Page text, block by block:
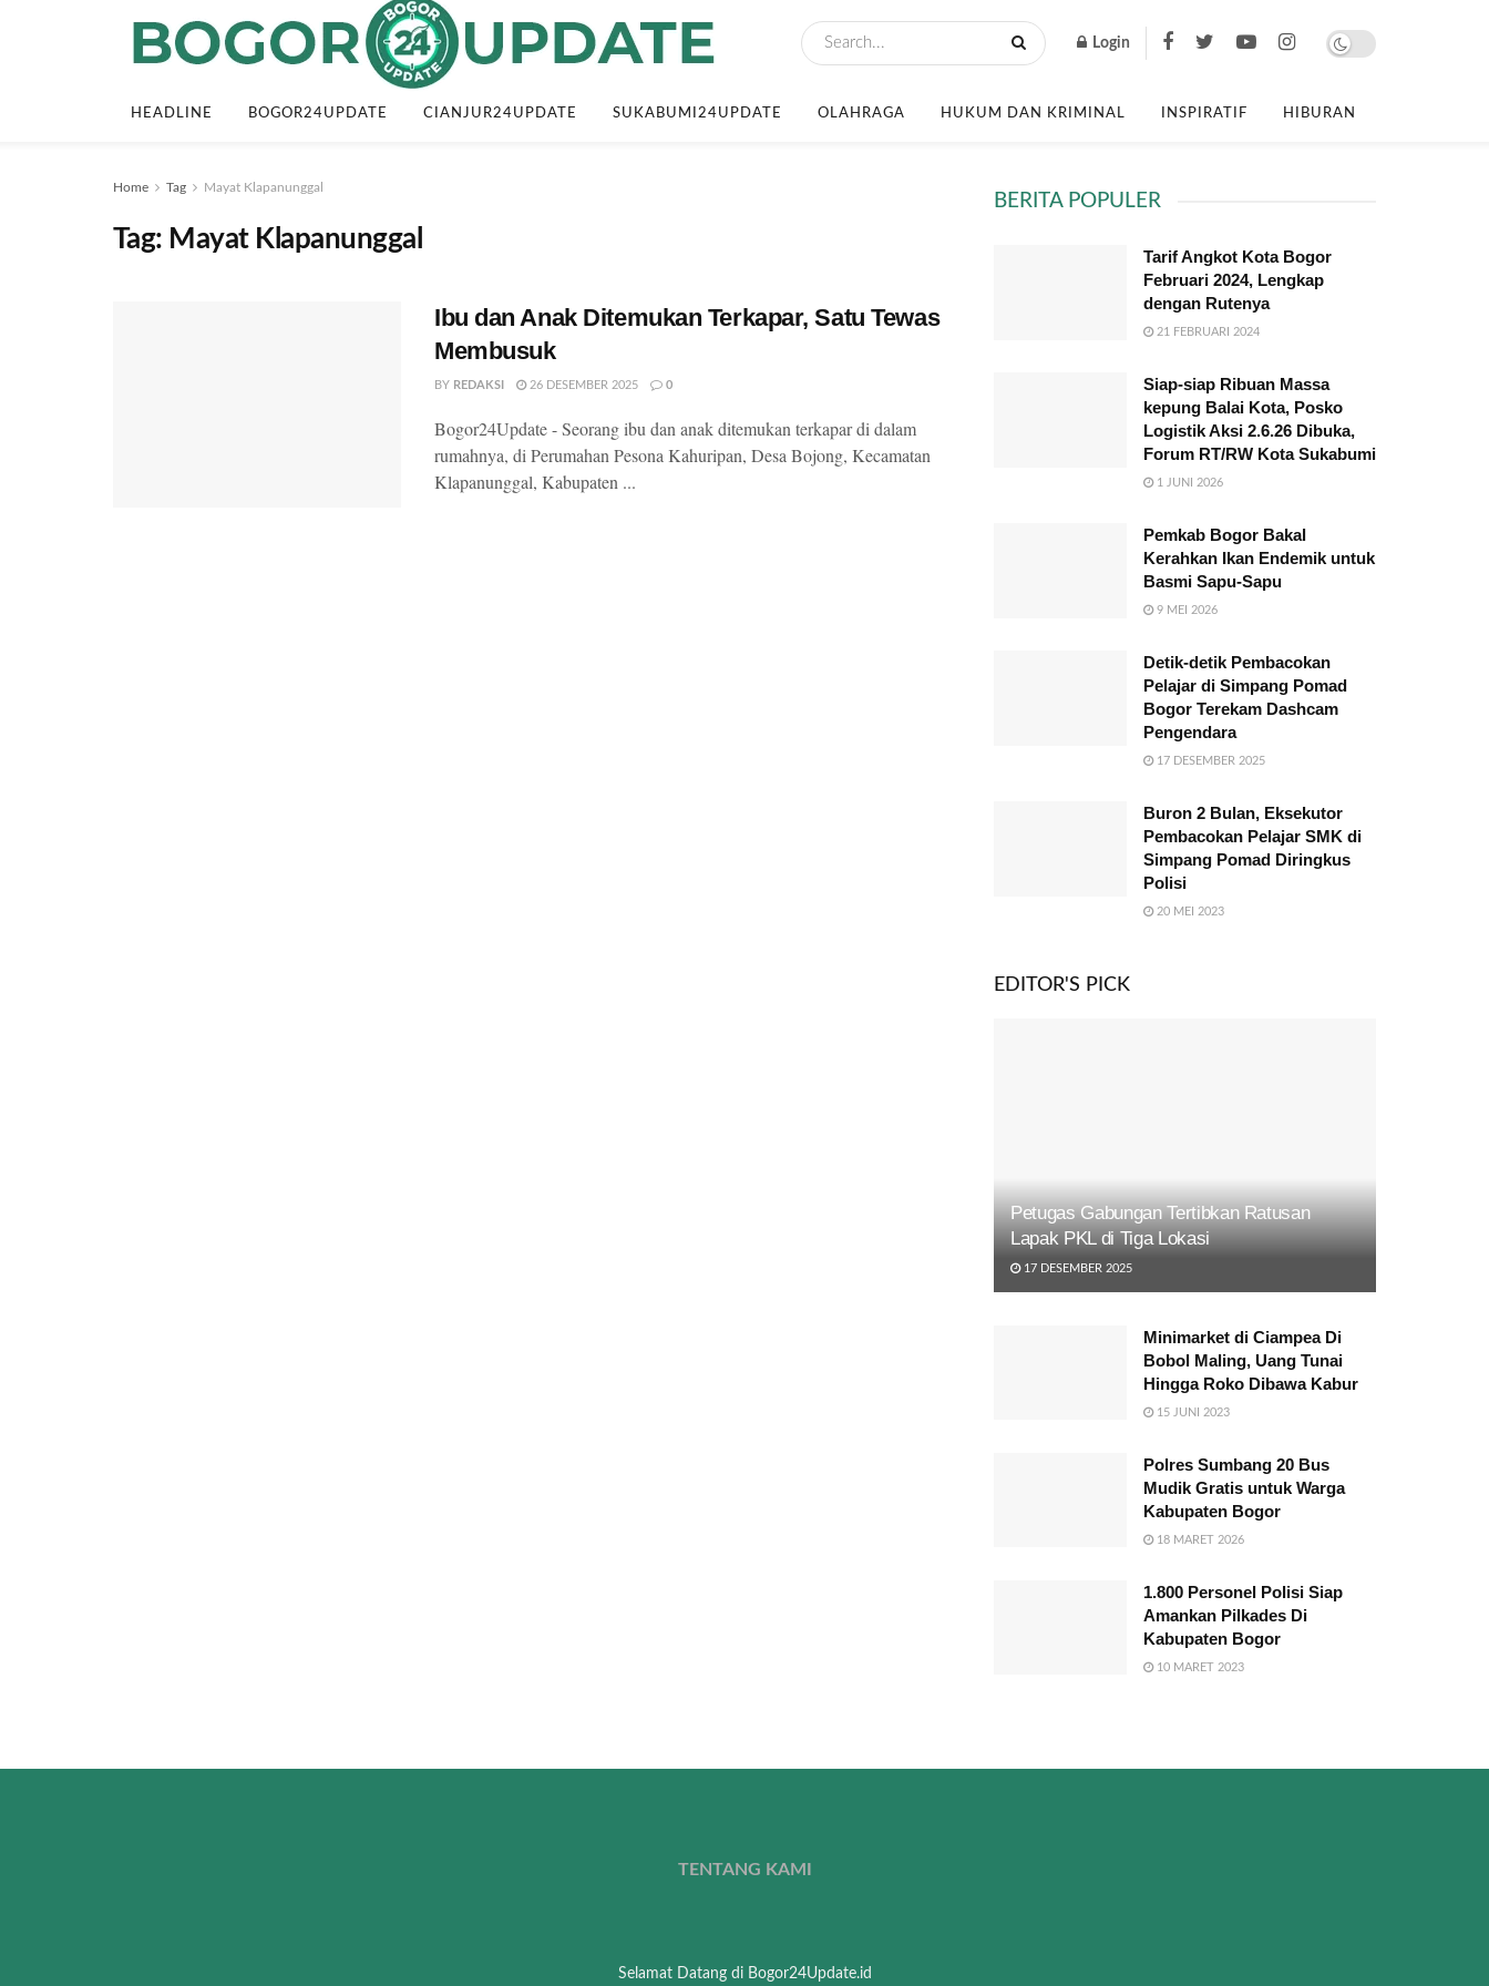
Login
HEADLINE BOGOR24UPDATE CIANJUR24UPDATE SUKABUMI24UPDATE OLAHRAGA HUKUM DAN KRIMINAL INSPIRATIF HIBURAN
Home Tag Mayat Klapanunggal
Tag: Mayat Klapanunggal
Ibu dan Anak Ditemukan Terkapar, Satu Tewas
Membusuk
BY REDAKSI 26 DESEMBER 2025 0
Bogor24Update - Seorang ibu dan anak ditemukan terkapar di dalam
rumahnya, di Perumahan Pesona Kahuripan, Desa Bojong, Kecamatan
Klapanunggal, Kabupaten ...
BERITA POPULER
Tarif Angkot Kota Bogor
Februari 2024, Lengkap
dengan Rutenya
21 FEBRUARI 2024
Siap-siap Ribuan Massa
kepung Balai Kota, Posko
Logistik Aksi 2.6.26 Dibuka,
Forum RT/RW Kota Sukabumi
1 JUNI 2026
Pemkab Bogor Bakal
Kerahkan Ikan Endemik untuk
Basmi Sapu-Sapu
9 MEI 2026
Detik-detik Pembacokan
Pelajar di Simpang Pomad
Bogor Terekam Dashcam
Pengendara
17 DESEMBER 2025
Buron 2 Bulan, Eksekutor
Pembacokan Pelajar SMK di
Simpang Pomad Diringkus
Polisi
20 MEI 2023
EDITOR'S PICK
Petugas Gabungan Tertibkan Ratusan
Lapak PKL di Tiga Lokasi
17 DESEMBER 2025
Minimarket di Ciampea Di
Bobol Maling, Uang Tunai
Hingga Roko Dibawa Kabur
15 JUNI 2023
Polres Sumbang 20 Bus
Mudik Gratis untuk Warga
Kabupaten Bogor
18 MARET 2026
1.800 Personel Polisi Siap
Amankan Pilkades Di
Kabupaten Bogor
10 MARET 2023
TENTANG KAMI
Selamat Datang di Bogor24Update.id